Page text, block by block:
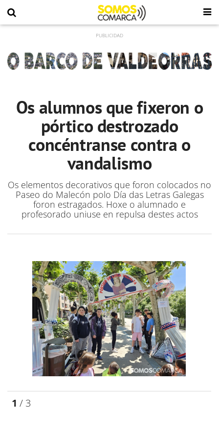
Os alumnos que fixeron o
pórtico destrozado
concéntranse contra o
vandalismo
Os elementos decorativos que foron colocados no
Paseo do Malecón polo Día das Letras Galegas
foron estragados. Hoxe o alumnado e
profesorado uniuse en repulsa destes actos
1 / 3